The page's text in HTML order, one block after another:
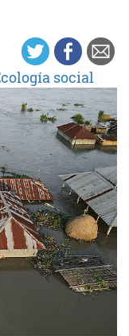
social